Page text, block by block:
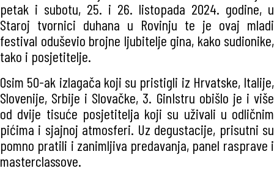
petak i subotu, 25. i 26. listopada 2024. godine, u
Staroj tvornici duhana u Rovinju te je ovaj mladi
festival oduševio brojne ljubitelje gina, kako sudionike,
tako i posjetitelje.
Osim 50-ak izlagača koji su pristigli iz Hrvatske, Italije,
Slovenije, Srbije i Slovačke, 3. GinIstru obišlo je i više
od dvije tisuće posjetitelja koji su uživali u odličnim
pićima i sjajnoj atmosferi. Uz degustacije, prisutni su
pomno pratili i zanimljiva predavanja, panel rasprave i
masterclassove.